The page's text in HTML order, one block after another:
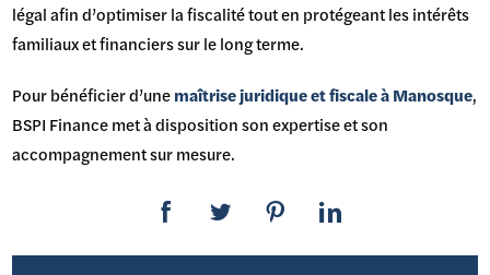
légal afin d’optimiser la fiscalité tout en protégeant les intérêts
familiaux et financiers sur le long terme.
Pour bénéficier d’unemaîtrise juridique et fiscale à Manosque,
BSPI Finance met à disposition son expertise et son
accompagnement sur mesure.